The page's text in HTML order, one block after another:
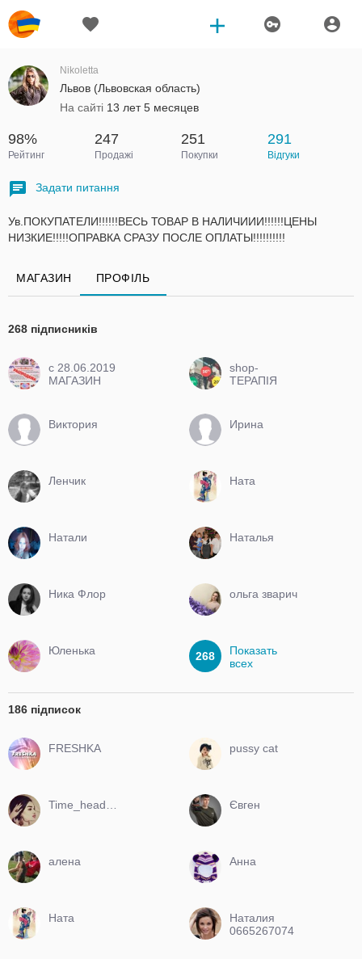
Nikoletta
Львов (Львовская область)
На сайті 13 лет 5 месяцев
98%
Рейтинг
247
Продажі
251
Покупки
291
Відгуки
Задати питання
Ув.ПОКУПАТЕЛИ!!!!!!ВЕСЬ ТОВАР В НАЛИЧИИИ!!!!!!ЦЕНЫ
НИЗКИЕ!!!!!ОПРАВКА СРАЗУ ПОСЛЕ ОПЛАТЫ!!!!!!!!!!
МАГАЗИН ПРОФІЛЬ
268 підписників
c 28.06.2019
МАГАЗИН
shop-
ТЕРАПІЯ
Виктория Ирина
Ленчик Ната
Натали Наталья
Ника Флор ольга зварич
Юленька 268
Показать
всех
186 підписок
FRESHKA pussy cat
Євген
алена Анна
Ната
Наталия
0665267074